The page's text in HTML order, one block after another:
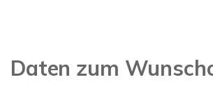
Daten zum